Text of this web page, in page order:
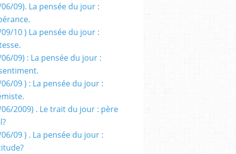
09). La pensée du jour :
10 ) La pensée du jour :
09) : La pensée du jour :
09 ) : La pensée du jour :
2009) . Le trait du jour : père
09 ) . La pensée du jour :